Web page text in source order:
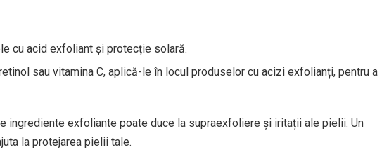
cu acid exfoliant și protecție solară.
sau vitamina C, aplică-le în locul produselor cu acizi exfolianți, pentru a
ingrediente exfoliante poate duce la supraexfoliere și iritații ale pielii. Un
la protejarea pielii tale.